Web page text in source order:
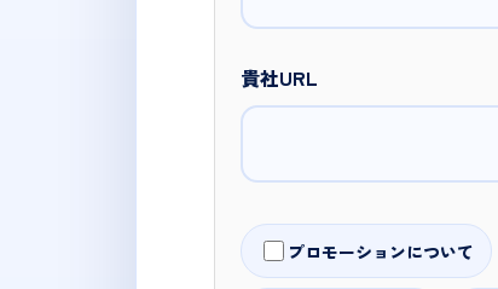
貴社URL
プロモーションについて